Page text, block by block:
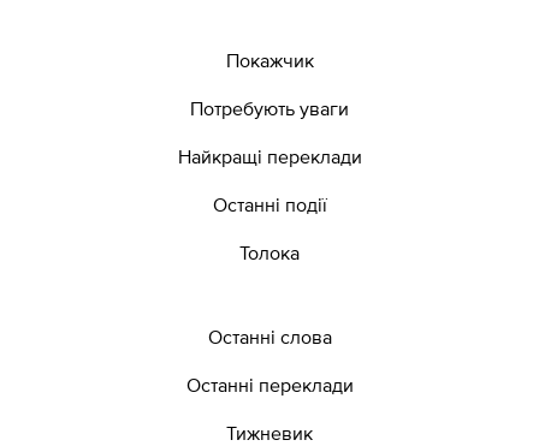
Покажчик
Потребують уваги
Найкращі переклади
Останні події
Толока
Останні слова
Останні переклади
Тижневик